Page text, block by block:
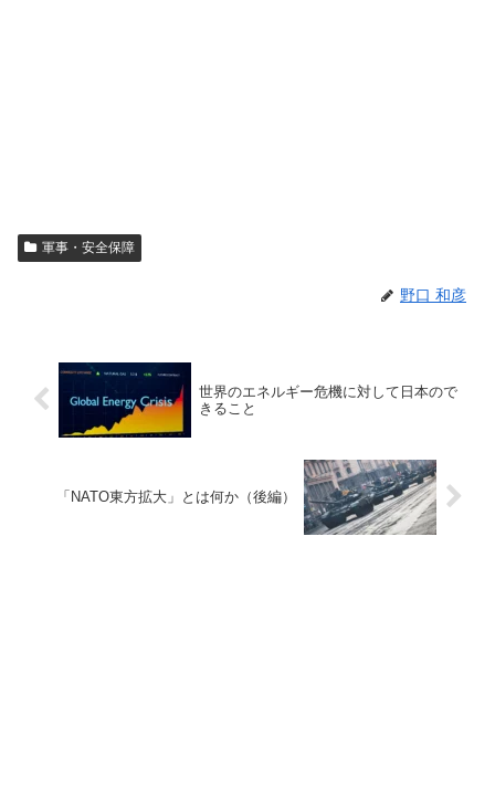
軍事・安全保障
野口 和彦
世界のエネルギー危機に対して日本ので
きること
「NATO東方拡大」とは何か（後編）